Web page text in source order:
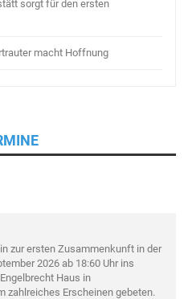
sorgt für den ersten
macht Hoffnung
zur ersten Zusammenkunft in der
2026 ab 18:60 Uhr ins
Haus in
zahlreiches Erscheinen gebeten.